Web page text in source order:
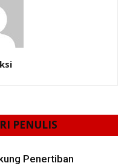
PENULIS
Penertiban